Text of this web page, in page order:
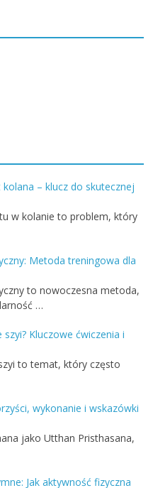
– klucz do skutecznej
w kolanie to problem, który
Metoda treningowa dla
to nowoczesna metoda,
…
Kluczowe ćwiczenia i
to temat, który często
wykonanie i wskazówki
jako Utthan Pristhasana,
Jak aktywność fizyczna